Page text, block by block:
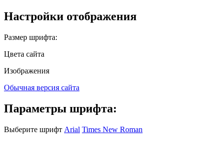
Настройки отображения
Размер шрифта:
Цвета сайта
Изображения
Обычная версия сайта
Параметры шрифта:
Выберите шрифт Arial Times New Roman